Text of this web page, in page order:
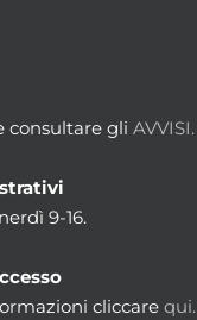
consultare gli AVVISI.
9-16.
cliccare qui.